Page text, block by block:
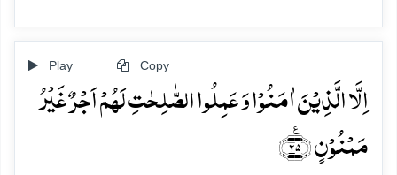
Play Copy
اِلَّا الَّذِیۡنَ اٰمَنُوۡا وَ عَمِلُوا الصّٰلِحٰتِ لَہُمۡ اَجۡرٌ غَیۡرُ
مَمۡنُوۡنٍ ﴿٪۲۵﴾